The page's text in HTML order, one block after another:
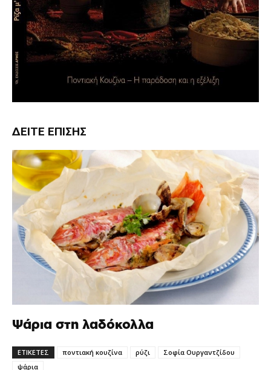
ΔΕΊΤΕ ΕΠΊΣΗΣ
Ψάρια στη λαδόκολλα
ΕΤΙΚΕΤΕΣ ποντιακή κουζίνα ρύζι
Σοφία Ουργαντζίδου
ψάρια